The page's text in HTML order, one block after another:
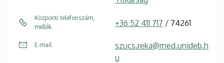
Központi telefonszám,
mellék
+36 52 411 717 / 74261
E-mail
szucs.reka@med.unideb.h
u